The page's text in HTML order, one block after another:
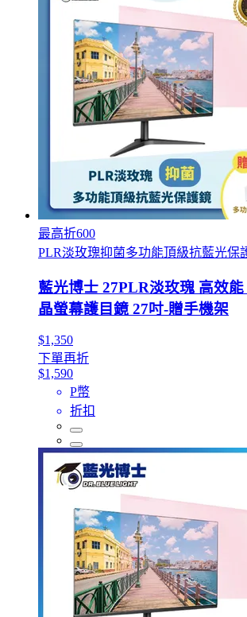
最高折600
PLR淡玫瑰抑菌多功能頂級抗藍光保
藍光博士 27PLR淡玫瑰 高效
晶螢幕護目鏡 27吋-贈手機架
$1,350
下單再折
$1,590
P幣
折扣